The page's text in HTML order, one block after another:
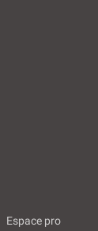
Espace pro